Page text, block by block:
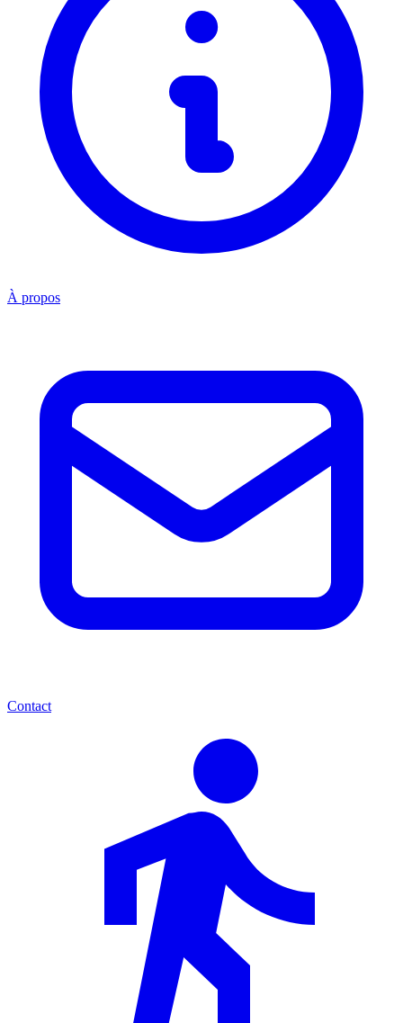
À propos
Contact